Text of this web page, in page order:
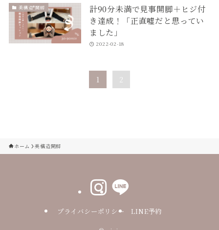
美構造®開脚
計90分未満で見事開脚＋ヒジ付
き達成！「正直嘘だと思ってい
ました」
2022-02-18
1 2
ホーム 美構造開脚
プライバシーポリシー LINE予約